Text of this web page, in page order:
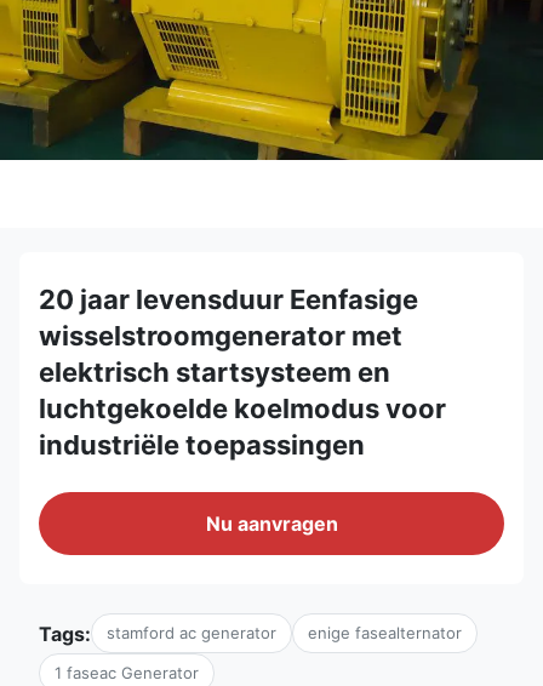
20 jaar levensduur Eenfasige
wisselstroomgenerator met
elektrisch startsysteem en
luchtgekoelde koelmodus voor
industriële toepassingen
Nu aanvragen
Tags: stamford ac generator enige fasealternator
1 faseac Generator